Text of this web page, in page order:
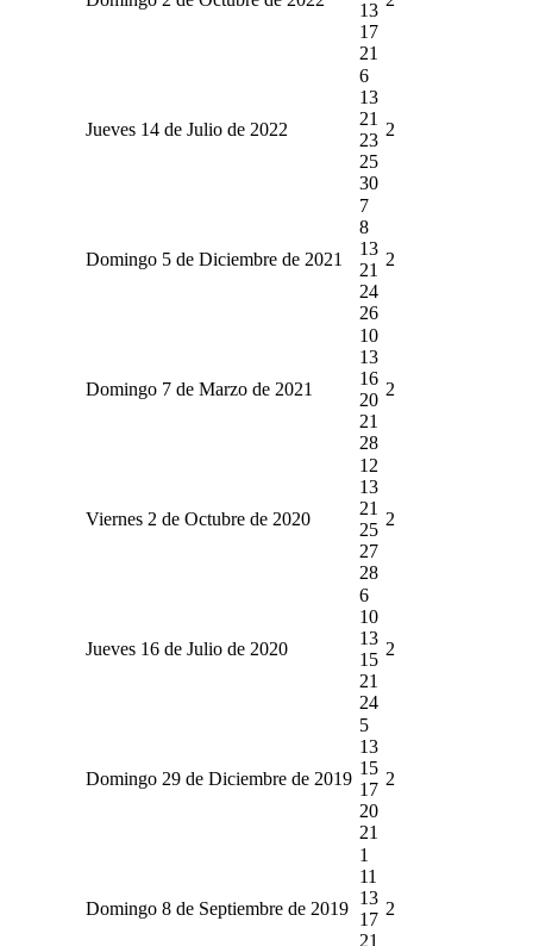
13
17
21
Jueves 14 de Julio de 2022
6
13
21
23
25
30
2
Domingo 5 de Diciembre de 2021
7
8
13
21
24
26
2
Domingo 7 de Marzo de 2021
10
13
16
20
21
28
2
Viernes 2 de Octubre de 2020
12
13
21
25
27
28
2
Jueves 16 de Julio de 2020
6
10
13
15
21
24
2
Domingo 29 de Diciembre de 2019
5
13
15
17
20
21
2
Domingo 8 de Septiembre de 2019
1
11
13
17
21
2